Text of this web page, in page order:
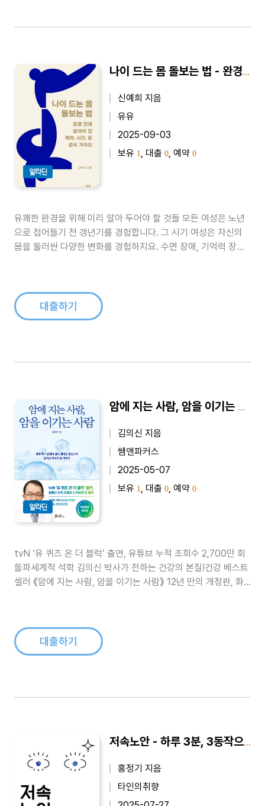
알라딘
나이 드는 몸 돌보는 법 - 완경 전에 알아야 할 체력, 시간, 돈 준비 가이드
신예희 지음
유유
2025-09-03
보유 1 , 대출 0 , 예약 0
유쾌한 완경을 위해 미리 알아 두어야 할 것들 모든 여성은 노년
으로 접어들기 전 갱년기를 경험합니다. 그 시기 여성은 자신의
몸을 둘러싼 다양한 변화를 경험하지요. 수면 장애, 기억력 장애,
룬 대중..대출하기
알라딘
암에 지는 사람, 암을 이기는 사람 (무병장수 에디션) - 세계 최고 암센터 엠디 앤더슨 종신교수 김의신 박사의 암 이야기
김의신 지음
쌤앤파커스
2025-05-07
보유 1 , 대출 0 , 예약 0
tvN ‘유 퀴즈 온 더 블럭’ 출연, 유튜브 누적 조회수 2,700만 회
돌파세계적 석학 김의신 박사가 전하는 건강의 본질!건강 베스트
셀러 《암에 지는 사람, 암을 이기는 사람》 12년 만의 개정판, 화
대출하기
저속노안 - 하루 3분, 3동작으로 눈이 좋아진다
홍정기 지음
타인의취향